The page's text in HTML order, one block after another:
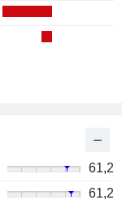
61,2
61,2